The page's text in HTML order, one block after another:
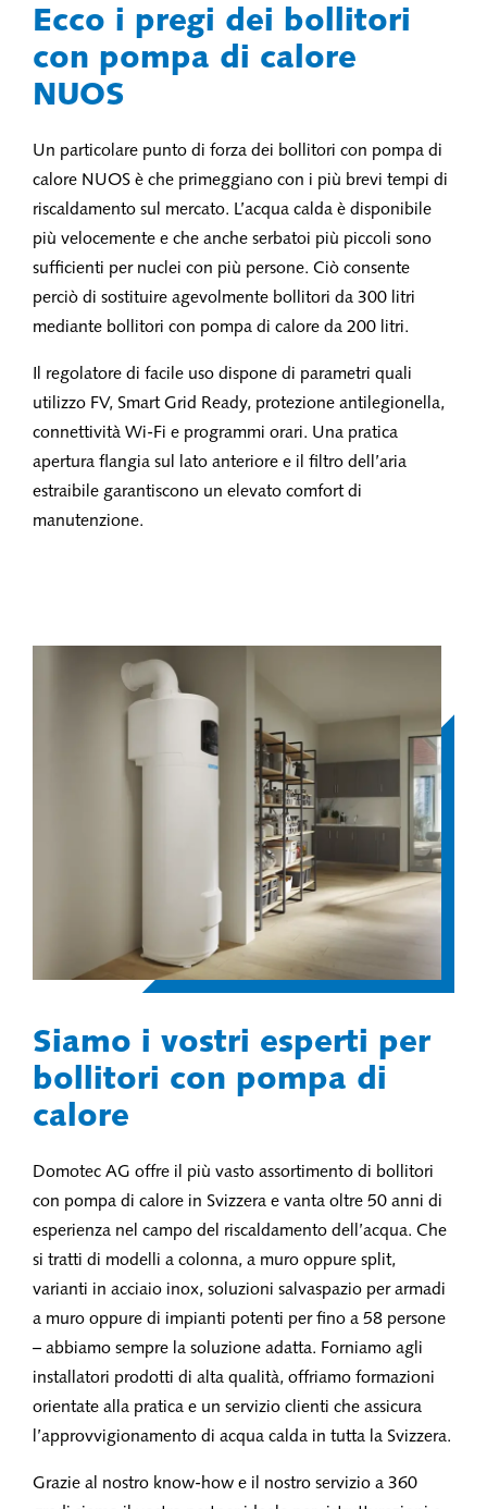
Ecco i pregi dei bollitori
con pompa di calore
NUOS
Un particolare punto di forza dei bollitori con pompa di
calore NUOS è che primeggiano con i più brevi tempi di
riscaldamento sul mercato. L’acqua calda è disponibile
più velocemente e che anche serbatoi più piccoli sono
sufficienti per nuclei con più persone. Ciò consente
perciò di sostituire agevolmente bollitori da 300 litri
mediante bollitori con pompa di calore da 200 litri.
Il regolatore di facile uso dispone di parametri quali
utilizzo FV, Smart Grid Ready, protezione antilegionella,
connettività Wi-Fi e programmi orari. Una pratica
apertura flangia sul lato anteriore e il filtro dell’aria
estraibile garantiscono un elevato comfort di
manutenzione.
Siamo i vostri esperti per
bollitori con pompa di
calore
Domotec AG offre il più vasto assortimento di bollitori
con pompa di calore in Svizzera e vanta oltre 50 anni di
esperienza nel campo del riscaldamento dell’acqua. Che
si tratti di modelli a colonna, a muro oppure split,
varianti in acciaio inox, soluzioni salvaspazio per armadi
a muro oppure di impianti potenti per fino a 58 persone
– abbiamo sempre la soluzione adatta. Forniamo agli
installatori prodotti di alta qualità, offriamo formazioni
orientate alla pratica e un servizio clienti che assicura
l’approvvigionamento di acqua calda in tutta la Svizzera.
Grazie al nostro know-how e il nostro servizio a 360